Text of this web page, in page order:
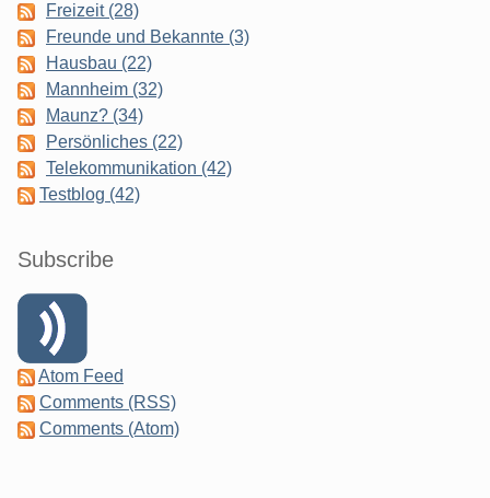
Freizeit (28)
Freunde und Bekannte (3)
Hausbau (22)
Mannheim (32)
Maunz? (34)
Persönliches (22)
Telekommunikation (42)
Testblog (42)
Subscribe
Atom Feed
Comments (RSS)
Comments (Atom)